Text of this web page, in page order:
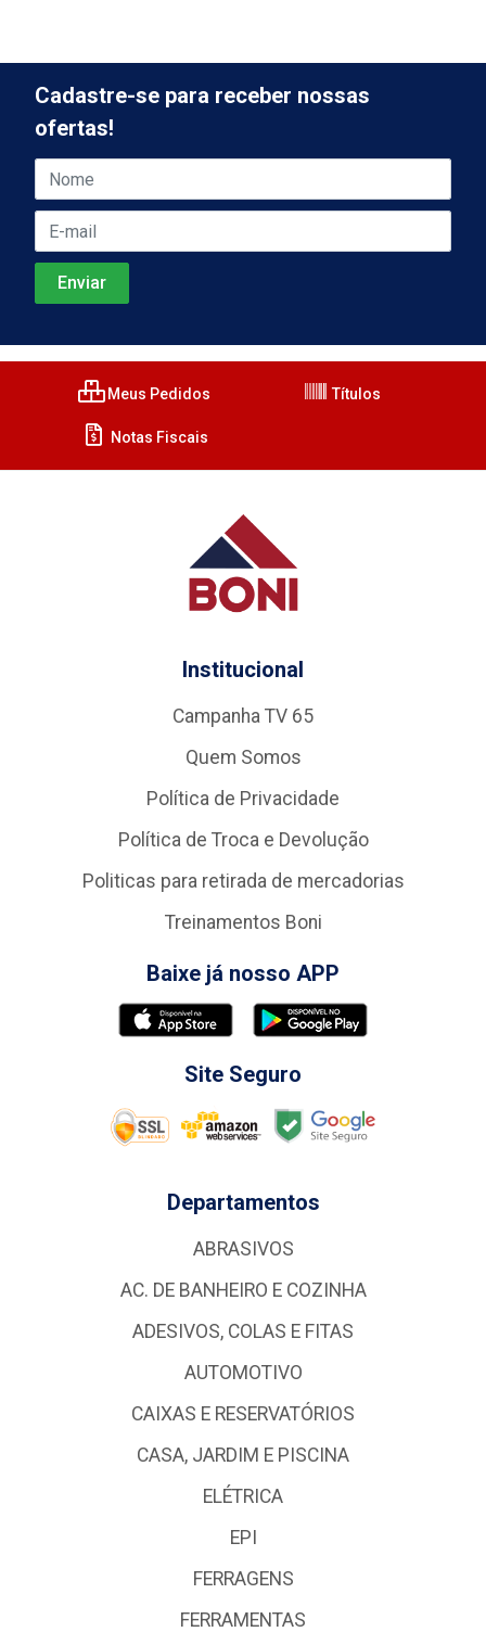
Cadastre-se para receber nossas
ofertas!
Meus Pedidos Títulos
Notas Fiscais
Institucional
Campanha TV 65
Quem Somos
Política de Privacidade
Política de Troca e Devolução
Politicas para retirada de mercadorias
Treinamentos Boni
Baixe já nosso APP
Site Seguro
Departamentos
ABRASIVOS
AC. DE BANHEIRO E COZINHA
ADESIVOS, COLAS E FITAS
AUTOMOTIVO
CAIXAS E RESERVATÓRIOS
CASA, JARDIM E PISCINA
ELÉTRICA
EPI
FERRAGENS
FERRAMENTAS